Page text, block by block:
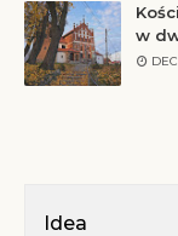
w
Idea